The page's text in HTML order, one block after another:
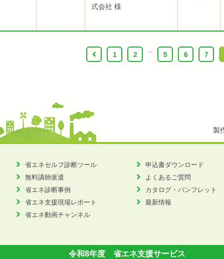
式会社 様
‹ 1 2 5 6 7
製
省エネセルフ診断ツール
無料講師派遣
省エネ診断事例
省エネ支援現場レポート
省エネ動画チャンネル
申込書ダウンロード
よくあるご質問
カタログ・パンフレット
最新情報
令和8年度 省エネ支援サービス